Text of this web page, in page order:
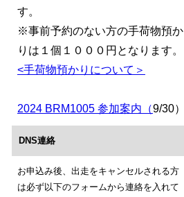
す。
※事前予約のない方の手荷物預か
りは１個１０００円となります。
<手荷物預かりについて＞
2024 BRM1005 参加案内（9/30）
DNS連絡
お申込み後、出走をキャンセルされる方
は必ず以下のフォームから連絡を入れて